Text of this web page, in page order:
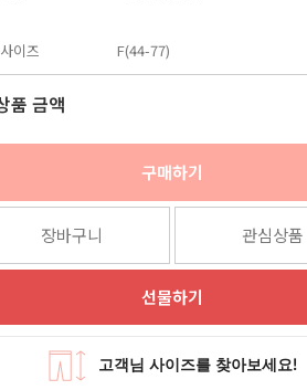
이즈 F(44-77)
품 금액
구매하기
장바구니 관심상품
선물하기